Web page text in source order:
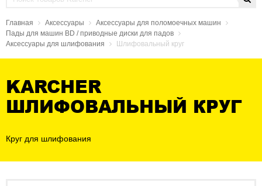
Главная Аксессуары
Аксессуары для поломоечных машин
Пады для машин BD / приводные диски для падов
Аксессуары для шлифования
Шлифовальный круг
KARCHER
ШЛИФОВАЛЬНЫЙ КРУГ
Круг для шлифования